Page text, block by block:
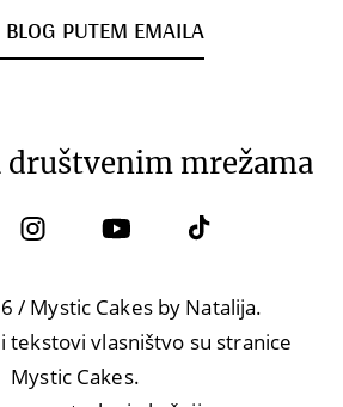
PUTEM EMAILA
društvenim mrežama
/ Mystic Cakes by Natalija.
tekstovi vlasništvo su stranice
Mystic Cakes.